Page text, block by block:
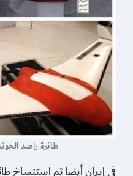
طائرة راصد
في إيران أيضا تم استنساخ